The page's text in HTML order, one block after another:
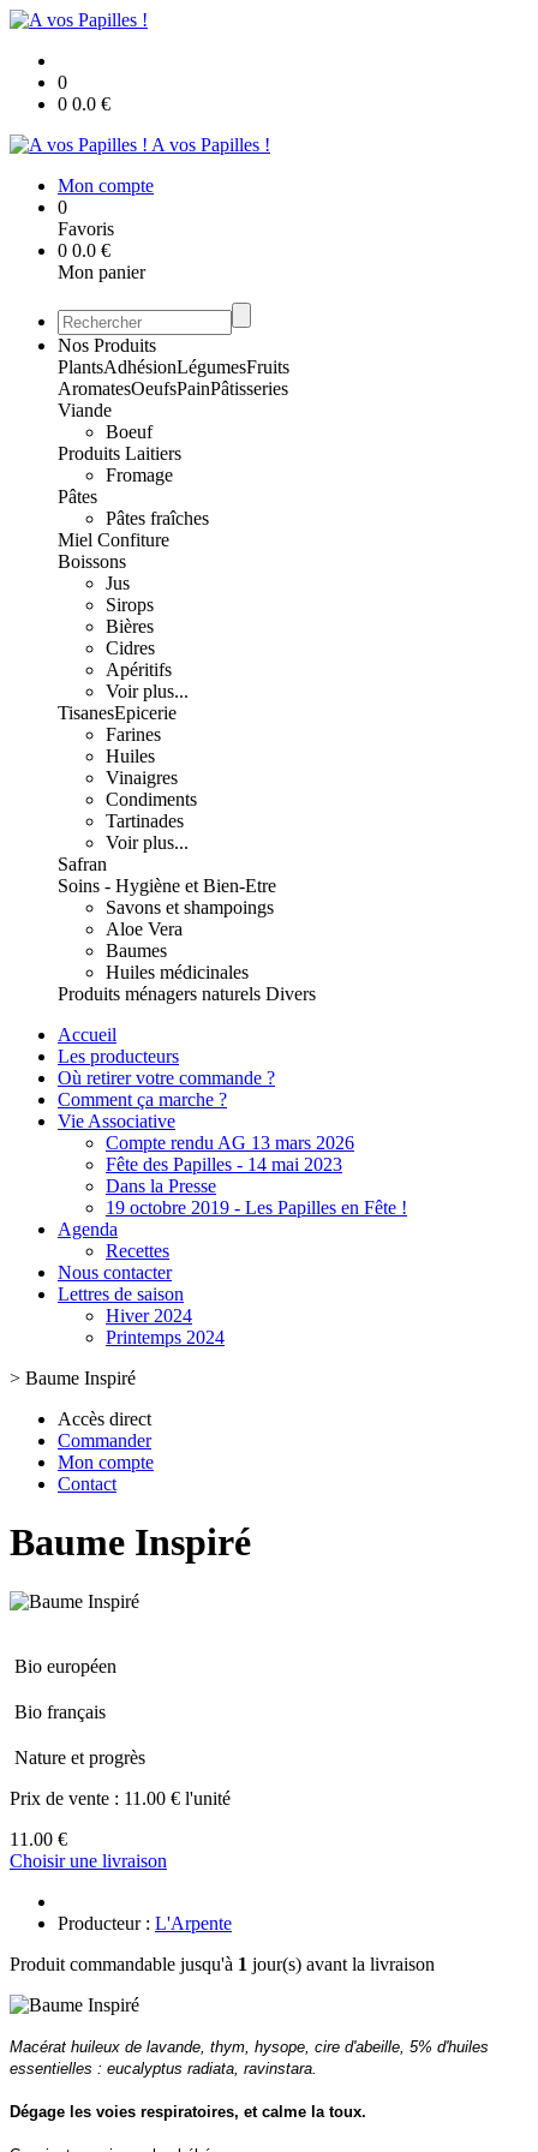
0
0 0.0 €
A vos Papilles !
Mon compte
0
Favoris
0 0.0 €
Mon panier
Nos Produits
PlantsAdhésionLégumesFruits
AromatesOeufsPainPâtisseries
Viande
Boeuf
Produits Laitiers
Fromage
Pâtes
Pâtes fraîches
Miel Confiture
Boissons
Jus
Sirops
Bières
Cidres
Apéritifs
Voir plus...
TisanesEpicerie
Farines
Huiles
Vinaigres
Condiments
Tartinades
Voir plus...
Safran
Soins - Hygiène et Bien-Etre
Savons et shampoings
Aloe Vera
Baumes
Huiles médicinales
Produits ménagers naturels Divers
Accueil
Les producteurs
Où retirer votre commande ?
Comment ça marche ?
Vie Associative
Compte rendu AG 13 mars 2026
Fête des Papilles - 14 mai 2023
Dans la Presse
19 octobre 2019 - Les Papilles en Fête !
Agenda
Recettes
Nous contacter
Lettres de saison
Hiver 2024
Printemps 2024
> Baume Inspiré
Accès direct
Commander
Mon compte
Contact
Baume Inspiré
Bio européen
Bio français
Nature et progrès
Prix de vente : 11.00 € l'unité
11.00 €
Choisir une livraison
Producteur : L'Arpente
Produit commandable jusqu'à 1 jour(s) avant la livraison
Macérat huileux de lavande, thym, hysope, cire d'abeille, 5% d'huiles
essentielles : eucalyptus radiata, ravinstara.
Dégage les voies respiratoires, et calme la toux.